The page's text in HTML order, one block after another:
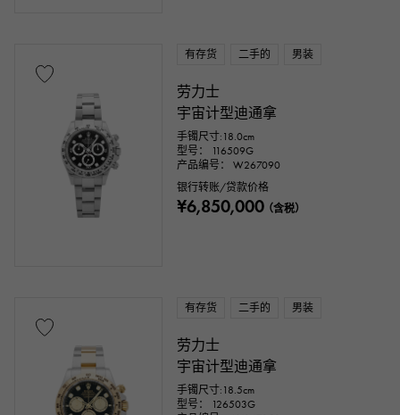
有存货 二手的 男装
劳力士
宇宙计型迪通拿
手镯尺寸:18.0cm
型号： 116509G
产品编号： W267090
银行转账/贷款价格
¥6,850,000（含税）
有存货 二手的 男装
劳力士
宇宙计型迪通拿
手镯尺寸:18.5cm
型号： 126503G